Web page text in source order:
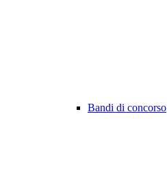
Bandi di concorso